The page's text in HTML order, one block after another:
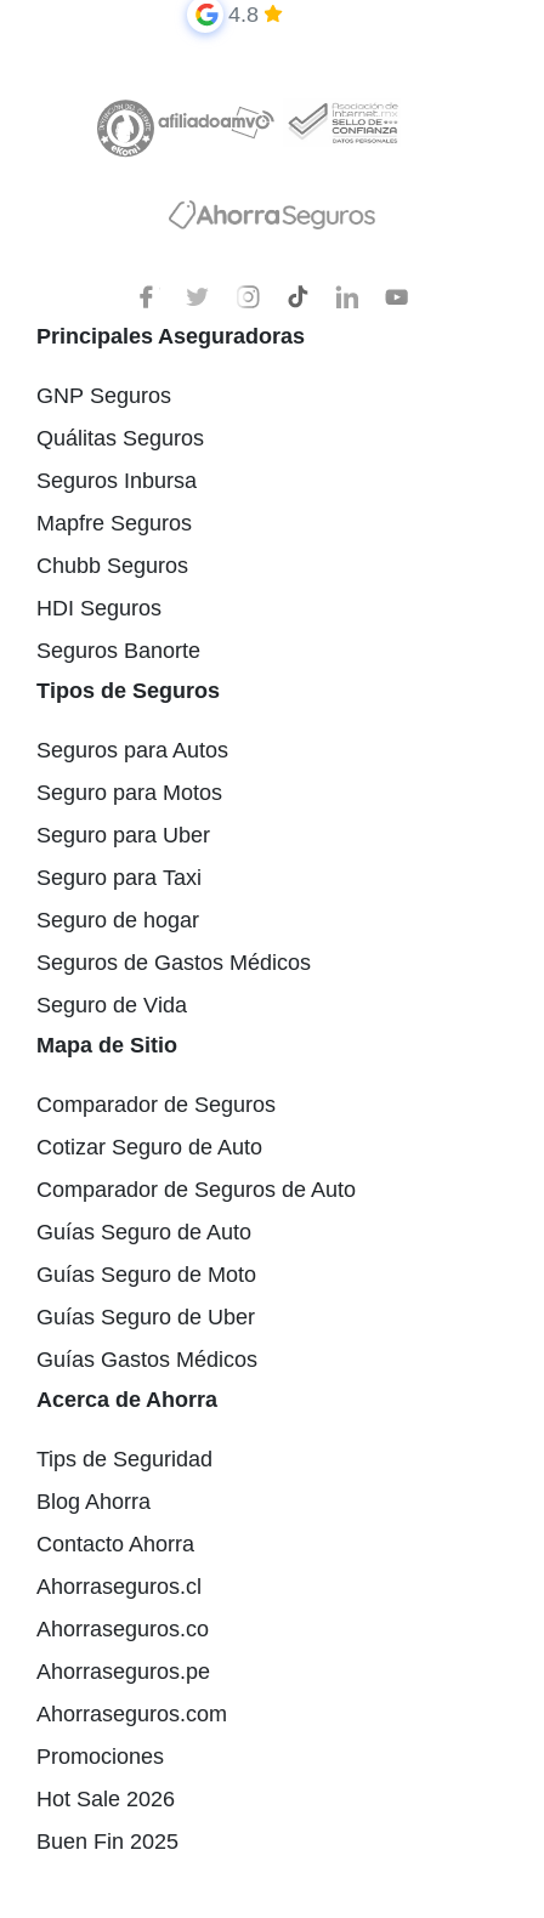
4.8
Principales Aseguradoras
GNP Seguros
Quálitas Seguros
Seguros Inbursa
Mapfre Seguros
Chubb Seguros
HDI Seguros
Seguros Banorte
Tipos de Seguros
Seguros para Autos
Seguro para Motos
Seguro para Uber
Seguro para Taxi
Seguro de hogar
Seguros de Gastos Médicos
Seguro de Vida
Mapa de Sitio
Comparador de Seguros
Cotizar Seguro de Auto
Comparador de Seguros de Auto
Guías Seguro de Auto
Guías Seguro de Moto
Guías Seguro de Uber
Guías Gastos Médicos
Acerca de Ahorra
Tips de Seguridad
Blog Ahorra
Contacto Ahorra
Ahorraseguros.cl
Ahorraseguros.co
Ahorraseguros.pe
Ahorraseguros.com
Promociones
Hot Sale 2026
Buen Fin 2025